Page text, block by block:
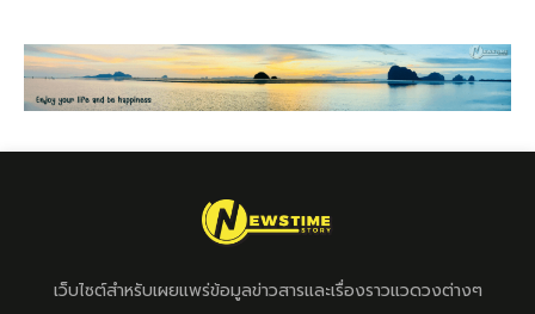
เว็บไซต์สำหรับเผยแพร่ข้อมูลข่าวสารและเรื่องราวแวดวงต่างๆ